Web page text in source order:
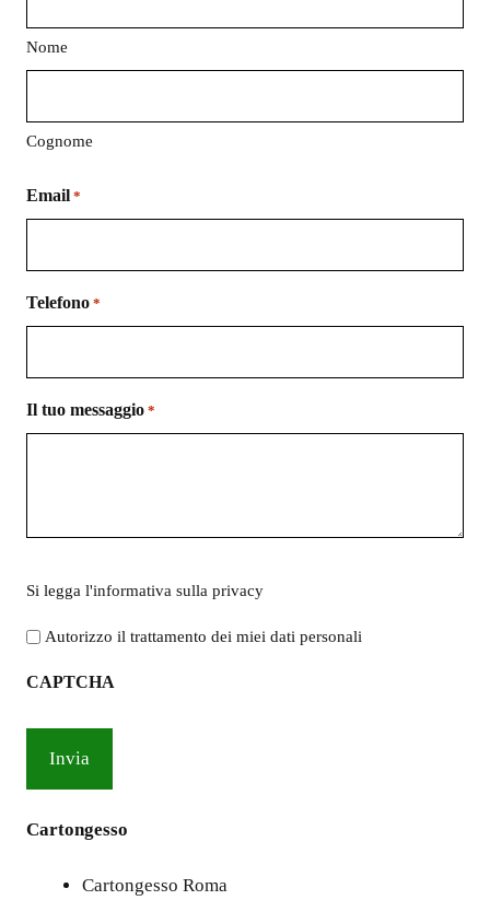
Nome
Cognome
Email *
Telefono *
Il tuo messaggio *
legga
l'informativa
privacy
Si legga l'informativa sulla privacy
Autorizzo il trattamento dei miei dati personali
CAPTCHA
Cartongesso
Cartongesso Roma